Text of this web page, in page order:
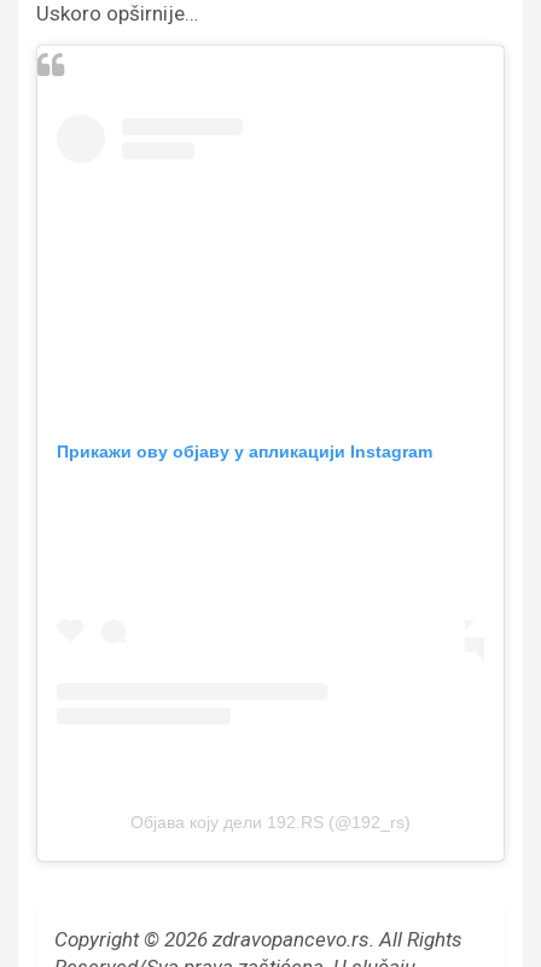
Uskoro opširnije…
Прикажи ову објаву у апликацији Instagram
Објава коју дели 192.RS (@192_rs)
Copyright © 2026 zdravopancevo.rs. All Rights